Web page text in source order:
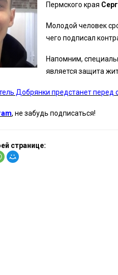
Пермского края
Молодой человек
чего подписал
Напомним,
является защита
Добрянки предстанет перед
, не забудь подписаться!
странице: